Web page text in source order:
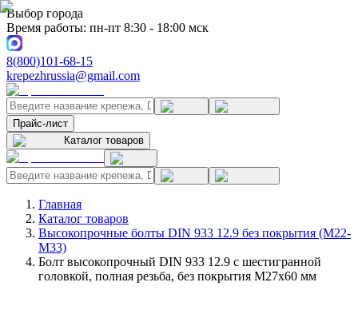
Выбор города
Время работы: пн-пт 8:30 - 18:00 мск
8(800)101-68-15
krepezhrussia@gmail.com
Прайс-лист
Каталог товаров
Главная
Каталог товаров
Высокопрочные болты DIN 933 12.9 без покрытия (M22-
M33)
Болт высокопрочный DIN 933 12.9 с шестигранной
головкой, полная резьба, без покрытия M27x60 мм